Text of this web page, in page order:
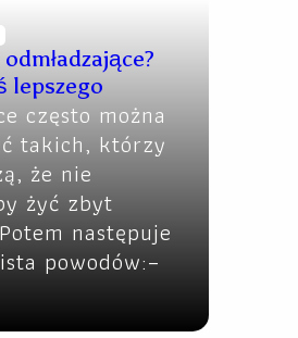
lepszego
często można
takich, którzy
że nie
żyć zbyt
następuje
powodów:–